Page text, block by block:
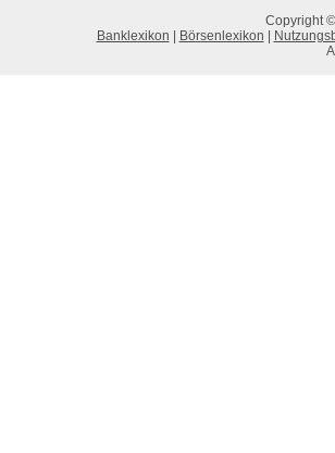
Copyright
Banklexikon
Börsenlexikon